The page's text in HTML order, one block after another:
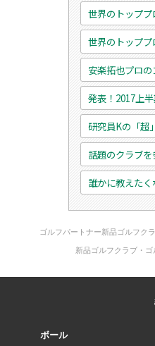
世界のトップ
世界のトップ
安楽拓也プロ
発表！2017上
研究員Kの「超
話題のクラブを
誰かに教えた
ゴルフパートナー新品ゴルフク
新品ゴルフクラブ・
ボール